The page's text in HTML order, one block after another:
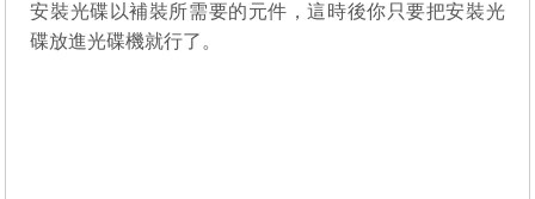
安裝光碟以補裝所需要的元件，這時後你只要把安裝光
碟放進光碟機就行了。